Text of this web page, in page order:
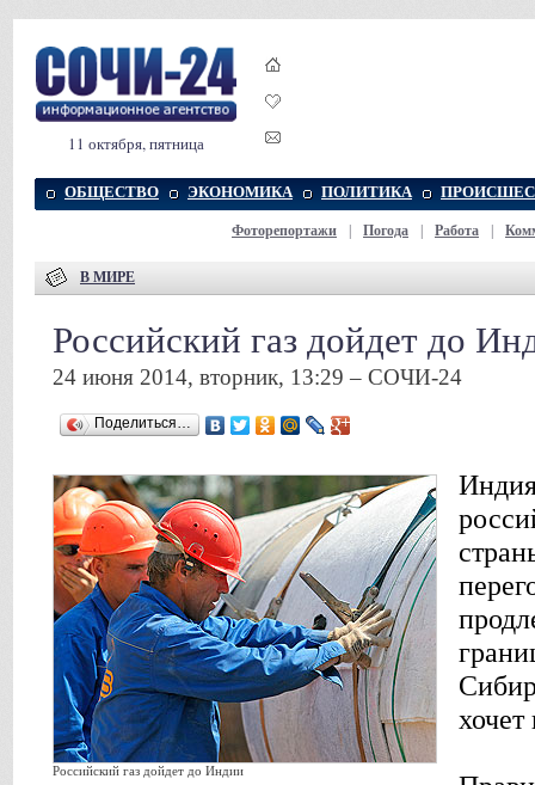
11 октября, пятница
ОБЩЕСТВО ЭКОНОМИКА ПОЛИТИКА
Фоторепортажи Погода Работа
В МИРЕ
Российский газ дойдет до
24 июня 2014, вторник, 13:29 – СОЧИ-24
Поделиться…
Российский газ дойдет до Индии